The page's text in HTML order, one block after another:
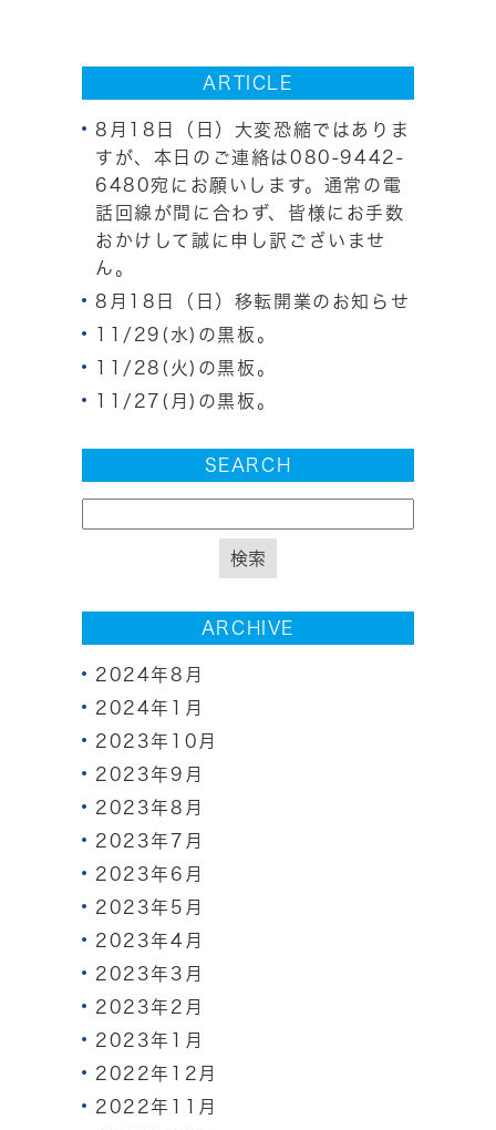
ARTICLE
8月18日（日）大変恐縮ではありま
すが、本日のご連絡は080-9442-
6480宛にお願いします。通常の電
話回線が間に合わず、皆様にお手数
おかけして誠に申し訳ございませ
ん。
8月18日（日）移転開業のお知らせ
11/29(水)の黒板。
11/28(火)の黒板。
11/27(月)の黒板。
SEARCH
ARCHIVE
2024年8月
2024年1月
2023年10月
2023年9月
2023年8月
2023年7月
2023年6月
2023年5月
2023年4月
2023年3月
2023年2月
2023年1月
2022年12月
2022年11月